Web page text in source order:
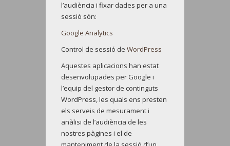
l’audiència i fixar dades per a una
sessió són:
Google Analytics
Control de sessió de WordPress
Aquestes aplicacions han estat
desenvolupades per Google i
l’equip del gestor de continguts
WordPress, les quals ens presten
els serveis de mesurament i
anàlisi de l’audiència de les
nostres pàgines i el de